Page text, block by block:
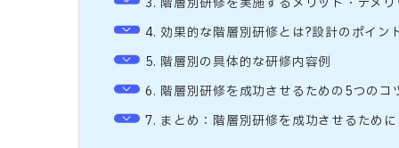
4. 効果的な階層別研修とは?設計のポイン
5. 階層別の具体的な研修内容例
6. 階層別研修を成功させるための5つのコ
7. まとめ：階層別研修を成功させるために